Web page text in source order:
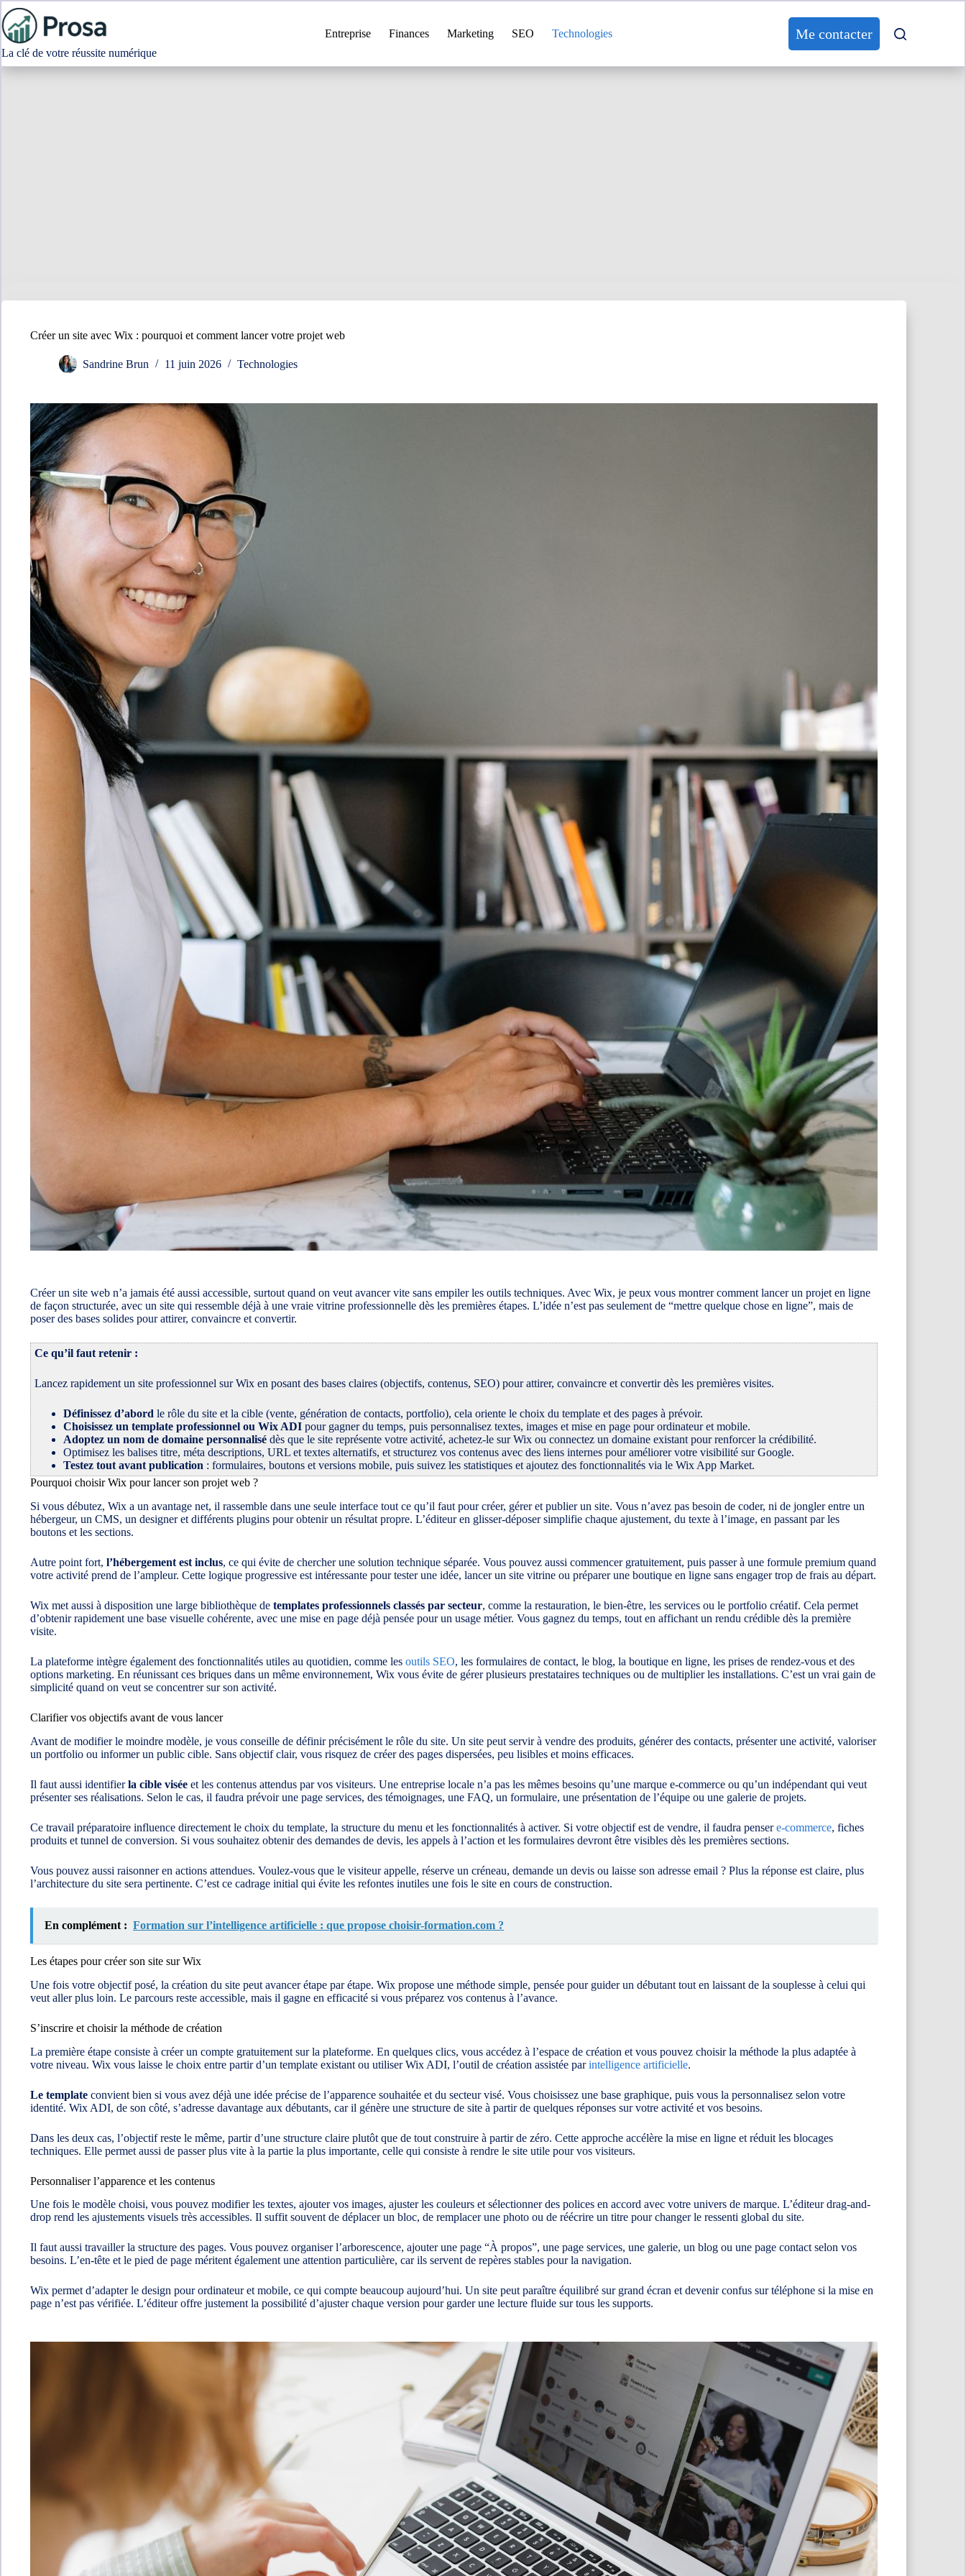
Passer
au
contenu
La clé de votre réussite numérique
Entreprise Finances Marketing SEO Technologies Me contacter
Créer un site avec Wix : pourquoi et comment lancer votre projet web
Sandrine Brun 11 juin 2026 Technologies
Créer un site web n’a jamais été aussi accessible, surtout quand on veut avancer vite sans empiler les outils techniques. Avec Wix, je peux vous montrer comment lancer un projet en ligne
de façon structurée, avec un site qui ressemble déjà à une vraie vitrine professionnelle dès les premières étapes. L’idée n’est pas seulement de “mettre quelque chose en ligne”, mais de
poser des bases solides pour attirer, convaincre et convertir.
Ce qu’il faut retenir :
Lancez rapidement un site professionnel sur Wix en posant des bases claires (objectifs, contenus, SEO) pour attirer, convaincre et convertir dès les premières visites.
Définissez d’abord le rôle du site et la cible (vente, génération de contacts, portfolio), cela oriente le choix du template et des pages à prévoir.
Choisissez un template professionnel ou Wix ADI pour gagner du temps, puis personnalisez textes, images et mise en page pour ordinateur et mobile.
Adoptez un nom de domaine personnalisé dès que le site représente votre activité, achetez-le sur Wix ou connectez un domaine existant pour renforcer la crédibilité.
Optimisez les balises titre, méta descriptions, URL et textes alternatifs, et structurez vos contenus avec des liens internes pour améliorer votre visibilité sur Google.
Testez tout avant publication : formulaires, boutons et versions mobile, puis suivez les statistiques et ajoutez des fonctionnalités via le Wix App Market.
Pourquoi choisir Wix pour lancer son projet web ?
Si vous débutez, Wix a un avantage net, il rassemble dans une seule interface tout ce qu’il faut pour créer, gérer et publier un site. Vous n’avez pas besoin de coder, ni de jongler entre un
hébergeur, un CMS, un designer et différents plugins pour obtenir un résultat propre. L’éditeur en glisser-déposer simplifie chaque ajustement, du texte à l’image, en passant par les
boutons et les sections.
Autre point fort, l’hébergement est inclus, ce qui évite de chercher une solution technique séparée. Vous pouvez aussi commencer gratuitement, puis passer à une formule premium quand
votre activité prend de l’ampleur. Cette logique progressive est intéressante pour tester une idée, lancer un site vitrine ou préparer une boutique en ligne sans engager trop de frais au départ.
Wix met aussi à disposition une large bibliothèque de templates professionnels classés par secteur, comme la restauration, le bien-être, les services ou le portfolio créatif. Cela permet
d’obtenir rapidement une base visuelle cohérente, avec une mise en page déjà pensée pour un usage métier. Vous gagnez du temps, tout en affichant un rendu crédible dès la première
visite.
La plateforme intègre également des fonctionnalités utiles au quotidien, comme les outils SEO, les formulaires de contact, le blog, la boutique en ligne, les prises de rendez-vous et des
options marketing. En réunissant ces briques dans un même environnement, Wix vous évite de gérer plusieurs prestataires techniques ou de multiplier les installations. C’est un vrai gain de
simplicité quand on veut se concentrer sur son activité.
Clarifier vos objectifs avant de vous lancer
Avant de modifier le moindre modèle, je vous conseille de définir précisément le rôle du site. Un site peut servir à vendre des produits, générer des contacts, présenter une activité, valoriser
un portfolio ou informer un public cible. Sans objectif clair, vous risquez de créer des pages dispersées, peu lisibles et moins efficaces.
Il faut aussi identifierla cible visée et les contenus attendus par vos visiteurs. Une entreprise locale n’a pas les mêmes besoins qu’une marque e-commerce ou qu’un indépendant qui veut
présenter ses réalisations. Selon le cas, il faudra prévoir une page services, des témoignages, une FAQ, un formulaire, une présentation de l’équipe ou une galerie de projets.
Ce travail préparatoire influence directement le choix du template, la structure du menu et les fonctionnalités à activer. Si votre objectif est de vendre, il faudra pensere-commerce, fiches
produits et tunnel de conversion. Si vous souhaitez obtenir des demandes de devis, les appels à l’action et les formulaires devront être visibles dès les premières sections.
Vous pouvez aussi raisonner en actions attendues. Voulez-vous que le visiteur appelle, réserve un créneau, demande un devis ou laisse son adresse email ? Plus la réponse est claire, plus
l’architecture du site sera pertinente. C’est ce cadrage initial qui évite les refontes inutiles une fois le site en cours de construction.
En complément : Formation sur l’intelligence artificielle : que propose choisir-formation.com ?
Les étapes pour créer son site sur Wix
Une fois votre objectif posé, la création du site peut avancer étape par étape. Wix propose une méthode simple, pensée pour guider un débutant tout en laissant de la souplesse à celui qui
veut aller plus loin. Le parcours reste accessible, mais il gagne en efficacité si vous préparez vos contenus à l’avance.
S’inscrire et choisir la méthode de création
La première étape consiste à créer un compte gratuitement sur la plateforme. En quelques clics, vous accédez à l’espace de création et vous pouvez choisir la méthode la plus adaptée à
votre niveau. Wix vous laisse le choix entre partir d’un template existant ou utiliser Wix ADI, l’outil de création assistée parintelligence artificielle.
Le template convient bien si vous avez déjà une idée précise de l’apparence souhaitée et du secteur visé. Vous choisissez une base graphique, puis vous la personnalisez selon votre
identité. Wix ADI, de son côté, s’adresse davantage aux débutants, car il génère une structure de site à partir de quelques réponses sur votre activité et vos besoins.
Dans les deux cas, l’objectif reste le même, partir d’une structure claire plutôt que de tout construire à partir de zéro. Cette approche accélère la mise en ligne et réduit les blocages
techniques. Elle permet aussi de passer plus vite à la partie la plus importante, celle qui consiste à rendre le site utile pour vos visiteurs.
Personnaliser l’apparence et les contenus
Une fois le modèle choisi, vous pouvez modifier les textes, ajouter vos images, ajuster les couleurs et sélectionner des polices en accord avec votre univers de marque. L’éditeur drag-and-
drop rend les ajustements visuels très accessibles. Il suffit souvent de déplacer un bloc, de remplacer une photo ou de réécrire un titre pour changer le ressenti global du site.
Il faut aussi travailler la structure des pages. Vous pouvez organiser l’arborescence, ajouter une page “À propos”, une page services, une galerie, un blog ou une page contact selon vos
besoins. L’en-tête et le pied de page méritent également une attention particulière, car ils servent de repères stables pour la navigation.
Wix permet d’adapter le design pour ordinateur et mobile, ce qui compte beaucoup aujourd’hui. Un site peut paraître équilibré sur grand écran et devenir confus sur téléphone si la mise en
page n’est pas vérifiée. L’éditeur offre justement la possibilité d’ajuster chaque version pour garder une lecture fluide sur tous les supports.